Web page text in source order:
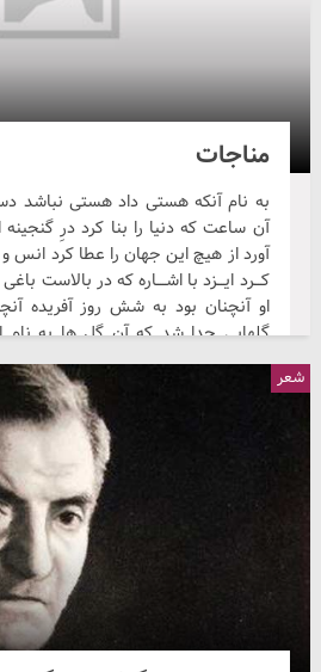
مناجات
به نام آنکه هستی داد هستی نباشد
آن ساعت که دنیا را بنا کرد درِ
آورد از هیچ این جهان را عطا کرد انس و
کـــرد ایـــزد با اشــــاره که در
او آنچنان بود به شش روز آفریده
گلهایی جدا شد که آن گل ها به نام
پاکش جلوه گر شد که معصومین پاک...
شکسته‌تر شده در شهر، اعتبارِ سکوت
حصارِ سکوت به نانِ گندمِ ایمان،
درگیرِ انتحارِ سکوت شبی که سفرهٔ
ببر به حجلهٔ تردید، شاهوارِ
شعر